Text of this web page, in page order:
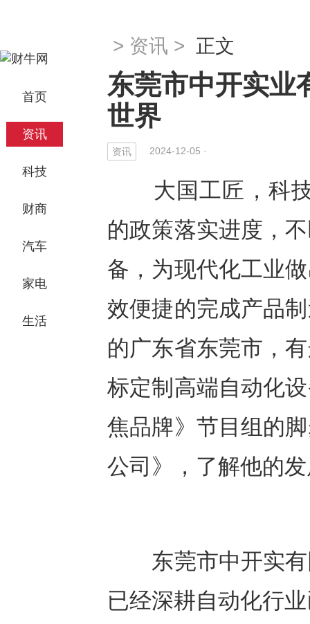
首页
资讯
科技
财商
汽车
家电
生活
> 资讯 > 正文
东莞市中开实
世界
资讯 2024-12-05 ·
大国工匠，科技
的政策落实进度，
备，为现代化工业
效便捷的完成产品
的广东省东莞市，
标定制高端自动化
焦品牌》节目组的
公司》，了解他的
东莞市中开实有
已经深耕自动化行